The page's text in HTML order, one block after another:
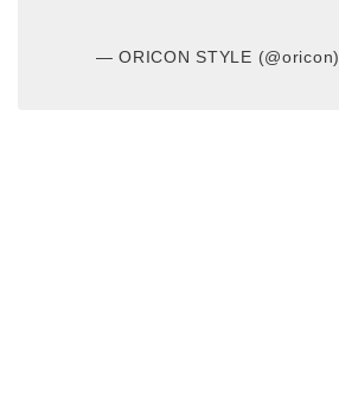
— ORICON STYLE (@oricon)